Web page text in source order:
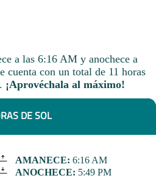
a las 6:16 AM y anochece a
cuenta con un total de 11 horas
¡Aprovéchala al máximo!
DE SOL
AMANECE: 6:16 AM
ANOCHECE: 5:49 PM